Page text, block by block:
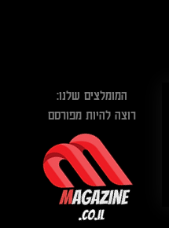
המומלצים שלנו:
רוצה להיות מפורסם